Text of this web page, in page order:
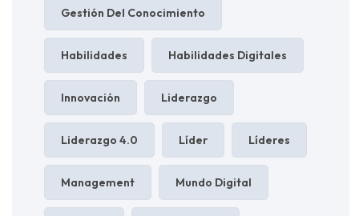
Gestión Del Conocimiento
Habilidades Habilidades Digitales
Innovación Liderazgo
Liderazgo 4.0 Líder Líderes
Management Mundo Digital